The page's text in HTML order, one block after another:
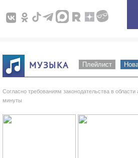
МУЗЫКА Плейлист
Согласно требованиям законодательства в
минуты